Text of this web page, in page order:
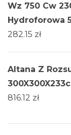
Wz 750 Cw
Hydroforowa
282.15 zł
Altana Z
816.12 zł